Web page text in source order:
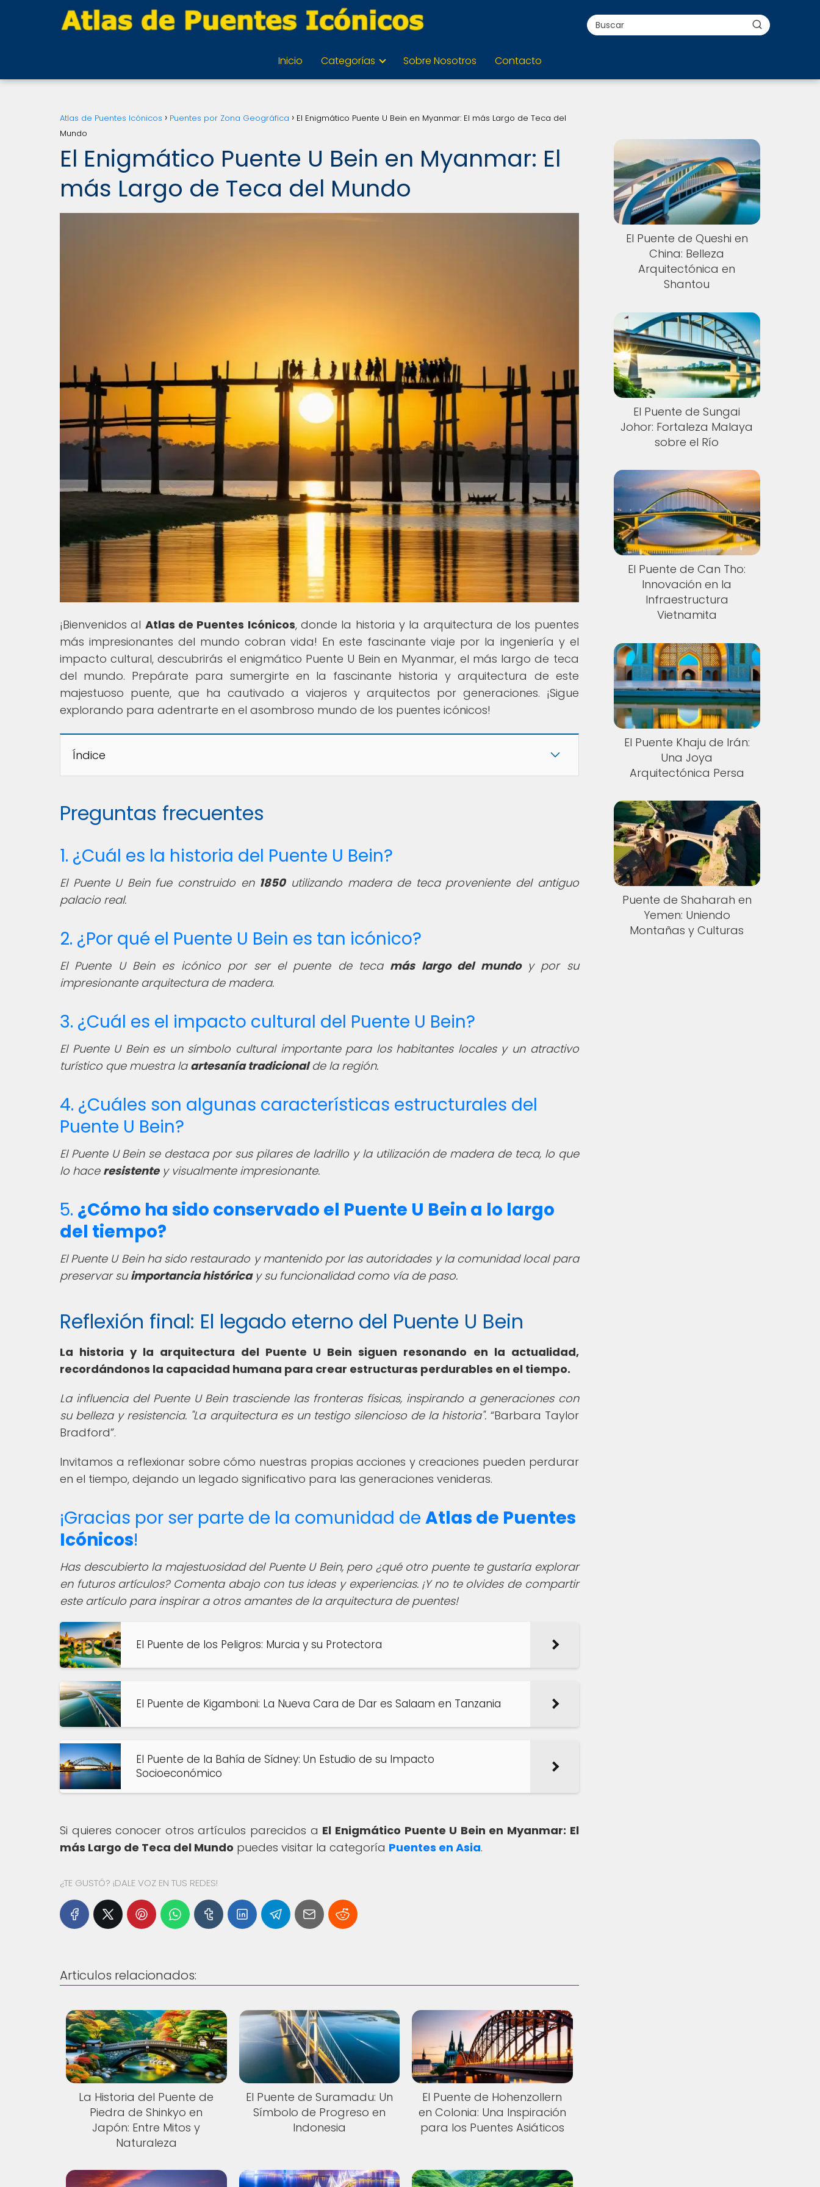
Inicio Categorías Sobre Nosotros Contacto
Atlas de Puentes Icónicos Puentes por Zona Geográfica
El Enigmático Puente U Bein en Myanmar: El más Largo de Teca del
Mundo
El Enigmático Puente U Bein en Myanmar: El
más Largo de Teca del Mundo
¡Bienvenidos al Atlas de Puentes Icónicos, donde la historia y la arquitectura de los puentes
más impresionantes del mundo cobran vida! En este fascinante viaje por la ingeniería y el
impacto cultural, descubrirás el enigmático Puente U Bein en Myanmar, el más largo de teca
del mundo. Prepárate para sumergirte en la fascinante historia y arquitectura de este
majestuoso puente, que ha cautivado a viajeros y arquitectos por generaciones. ¡Sigue
explorando para adentrarte en el asombroso mundo de los puentes icónicos!
Índice
Preguntas frecuentes
1. ¿Cuál es la historia del Puente U Bein?
El Puente U Bein fue construido en 1850utilizando madera de teca proveniente del antiguo
palacio real.
2. ¿Por qué el Puente U Bein es tan icónico?
El Puente U Bein es icónico por ser el puente de teca más largo del mundoy por su
impresionante arquitectura de madera.
3. ¿Cuál es el impacto cultural del Puente U Bein?
El Puente U Bein es un símbolo cultural importante para los habitantes locales y un atractivo
turístico que muestra la artesanía tradicionalde la región.
4. ¿Cuáles son algunas características estructurales del
Puente U Bein?
El Puente U Bein se destaca por sus pilares de ladrillo y la utilización de madera de teca, lo que
lo hace resistentey visualmente impresionante.
5. ¿Cómo ha sido conservado el Puente U Bein a lo largo
del tiempo?
El Puente U Bein ha sido restaurado y mantenido por las autoridades y la comunidad local para
preservar suimportancia históricay su funcionalidad como vía de paso.
Reflexión final: El legado eterno del Puente U Bein
La historia y la arquitectura del Puente U Bein siguen resonando en la actualidad,
recordándonos la capacidad humana para crear estructuras perdurables en el tiempo.
La influencia del Puente U Bein trasciende las fronteras físicas, inspirando a generaciones con
su belleza y resistencia. "La arquitectura es un testigo silencioso de la historia". Barbara Taylor
Bradford .
Invitamos a reflexionar sobre cómo nuestras propias acciones y creaciones pueden perdurar
en el tiempo, dejando un legado significativo para las generaciones venideras.
¡Gracias por ser parte de la comunidad de Atlas de Puentes
Icónicos!
Has descubierto la majestuosidad del Puente U Bein, pero ¿qué otro puente te gustaría explorar
en futuros artículos? Comenta abajo con tus ideas y experiencias. ¡Y no te olvides de compartir
este artículo para inspirar a otros amantes de la arquitectura de puentes!
El Puente de los Peligros: Murcia y su Protectora
El Puente de Kigamboni: La Nueva Cara de Dar es Salaam en Tanzania
El Puente de la Bahía de Sídney: Un Estudio de su Impacto
Socioeconómico
Si quieres conocer otros artículos parecidos a El Enigmático Puente U Bein en Myanmar: El
más Largo de Teca del Mundo puedes visitar la categoría Puentes en Asia.
¿TE GUSTÓ? ¡DALE VOZ EN TUS REDES!
Articulos relacionados:
La Historia del Puente de
Piedra de Shinkyo en
Japón: Entre Mitos y
Naturaleza
El Puente de Suramadu: Un
Símbolo de Progreso en
Indonesia
El Puente de Hohenzollern
en Colonia: Una Inspiración
para los Puentes Asiáticos
El Puente de Queshi en
China: Belleza
Arquitectónica en
Shantou
El Puente de Sungai
Johor: Fortaleza Malaya
sobre el Río
El Puente de Can Tho:
Innovación en la
Infraestructura
Vietnamita
El Puente Khaju de Irán:
Una Joya
Arquitectónica Persa
Puente de Shaharah en
Yemen: Uniendo
Montañas y Culturas